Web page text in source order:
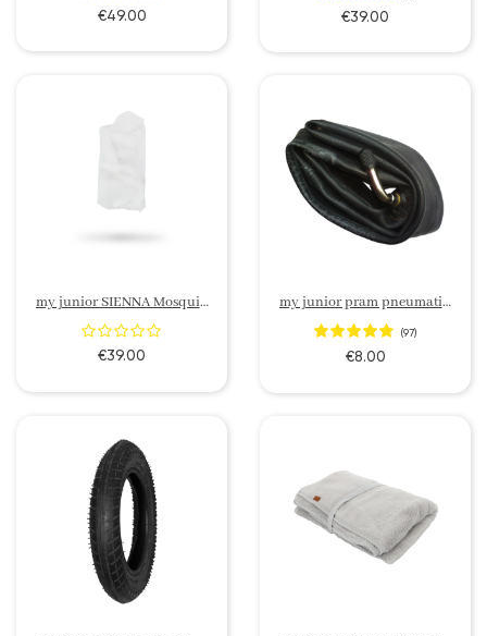
€49.00 €39.00
my junior SIENNA Mosquito net
€39.00
my junior pram pneumatic tyre replacement tube for MIYO / SIENNA / VITA / VITA 2 / VITA unique 2 / VITA unique 3
(97)
€8.00